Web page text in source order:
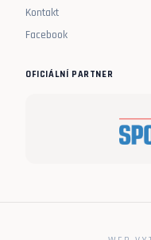
Kontakt
Facebook
OFICIÁLNÍ PARTNER